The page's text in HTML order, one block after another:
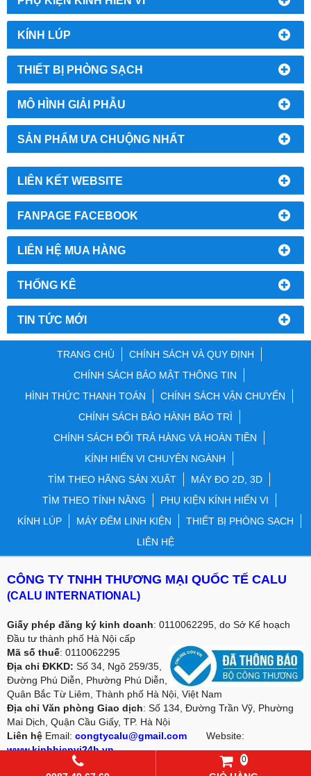
KÍNH LÚP
THIẾT BỊ PHÒNG SẠCH
MÔ HÌNH GIẢI PHẪU
SẢN PHẨM ƯA CHUỘNG NHẤT
LIÊN KẾT WEBSITE
FANPAGE FACEBOOK
LIÊN HỆ MUA HÀNG
THỐNG KÊ
TIN TỨC MỚI
TRANG CHỦ
CHÍNH SÁCH VÀ QUY ĐỊNH
CHÍNH SÁCH BẢO MẬT THÔNG TIN
HÌNH THỨC THANH TOÁN
CHÍNH SÁCH VẬN CHUYỂN
CHÍNH SÁCH BẢO HÀNH BẢO TRÌ
CHÍNH SÁCH ĐỔI TRẢ HÀNG VÀ HOÀN TIỀN
KÍNH HIỂN VI CHUYÊN NGÀNH
TÌM THEO HÃNG SẢN XUẤT
MÁY ĐO 2D, 3D
TÌM THEO TÍNH NĂNG
PHỤ KIỆN KÍNH HIỂN VI
KÍNH LÚP
MÁY ĐẾM LINH KIỆN
THIẾT BỊ PHÒNG SẠCH
LIÊN HỆ
CÔNG TY TNHH THƯƠNG MẠI QUỐC TẾ CALU
(CALU INTERNATIONAL)
Giấy phép đăng ký kinh doanh: 0110062295, do Sở Kế hoạch
Đầu tư thành phố Hà Nội cấp
Mã số thuế: 0110062295
Địa chỉ ĐKKD: Số 34, Ngõ 259/35,
Đường Phú Diễn, Phường Phú Diễn,
Quân Bắc Từ Liêm, Thành phố Hà Nội, Việt Nam
Địa chỉ Văn phòng Giao dịch: Số 134, Đường Trần Vỹ, Phường
Mai Dịch, Quận Cầu Giấy, TP. Hà Nội
Liên hệ Email: congtycalu@gmail.com Website:
www.kinhhienvi24h.vn
: 02466.566.022/ Mobile: 0987 49 67 69 -
0